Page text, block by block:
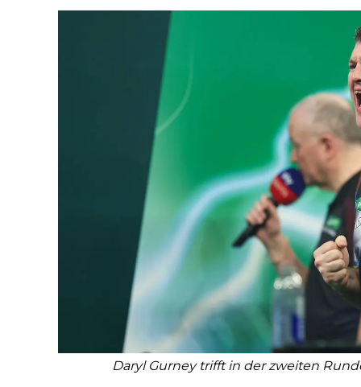
Daryl Gurney trifft in der zweiten